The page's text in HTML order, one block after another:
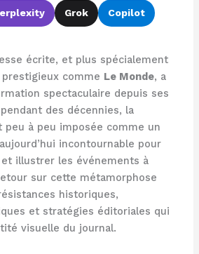
Grok Copilot
écrite, et plus spécialement
comme Le Monde, a
spectaculaire depuis ses
des décennies, la
peu à peu imposée comme un
incontournable pour
illustrer les événements à
sur cette métamorphose
historiques,
et stratégies éditoriales qui
visuelle du journal.